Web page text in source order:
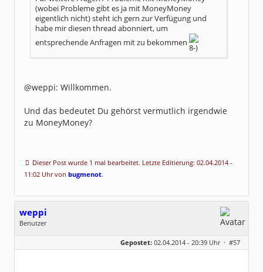
(wobei Probleme gibt es ja mit MoneyMoney
eigentlich nicht) steht ich gern zur Verfügung und
habe mir diesen thread abonniert, um
entsprechende Anfragen mit zu bekommen
@weppi: Willkommen.
Und das bedeutet Du gehörst vermutlich irgendwie
zu MoneyMoney?
Dieser Post wurde 1 mal bearbeitet. Letzte Editierung: 02.04.2014 -
11:02 Uhr von bugmenot.
weppi
Benutzer
Geschlecht:
Norddeutschland
Beiträge:
9
Gepostet: 02.04.2014 - 20:39 Uhr · #57